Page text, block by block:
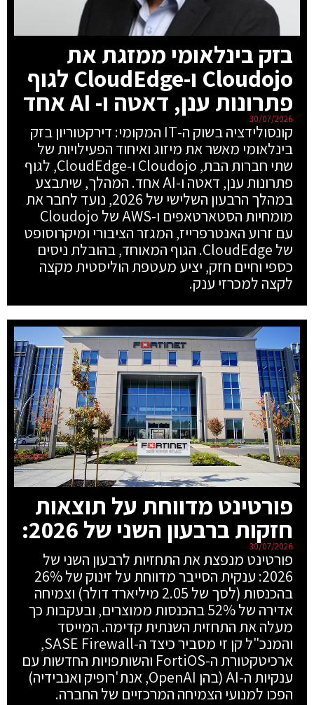
בזק בינלאומי ממזגת את
Cloudojo ו-CloudEdge לגוף
פתרונות ענן, דאטה ו- AI אחד
30/07/2026
קונסולידציה בשוק ה-IT המקומי: דירקטוריון בזק
בינלאומי מאשר את מיזוג ואיחוד הפעילויות של
שתי חברות הבת, Cloudojo ו-CloudEdge, לגוף
פתרונות ענן, דאטה ו-AI אחד. המהלך, שיתבצע
במהלך הרבעון השלישי של 2026, נועד לחבר את
מומחיות הסטארטאפים ו-AWS של Cloudojo
עם זרוע האנטרפרייז, המגזר הציבורי ומיקרוסופט
של CloudEdge. הגוף המאוחד, בהובלת ניסים
כספי וחיים חזק, יציע מעטפת הוליסטית מקצה
לקצה למכרזי ענק.
פורטינט מדווחת על תוצאות
חזקות ברבעון השני של 2026:
30/07/2026
פורטינט מנפצת את התחזיות לרבעון השני של
2026: ענקית הסייבר מדווחת על זינוק של 26%
בהכנסות (לסך של 2.05 מיליארד דולר) וצמיחה
אדירה של 52% בהכנסות ממוצרים, ובעקבות כך
מעלה את התחזית השנתית קדימה. המייסד
והמנכ"ל קן זי מסביר כיצד ה-SASE Firewall,
ארכיטקטורת ה-FortiOS והשותפויות החדשות עם
ענקיות ה-AI (בהן OpenAI, אנת'רופיק ואנבידיה)
הפכו למנועי הצמיחה המרכזיים של החברה.